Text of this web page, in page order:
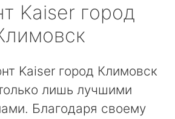
Kaiser город
Kaiser город Климовск
лишь лучшими
Благодаря своему